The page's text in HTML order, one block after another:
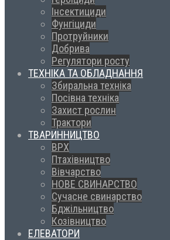
Інсектициди
Фунгіциди
Протруйники
Добрива
Регулятори росту
ТЕХНІКА ТА ОБЛАДНАННЯ
Збиральна техніка
Посівна техніка
Захист рослин
Трактори
ТВАРИННИЦТВО
ВРХ
Птахівництво
Вівчарство
НОВЕ СВИНАРСТВО
Сучасне свинарство
Бджільництво
Козівництво
ЕЛЕВАТОРИ